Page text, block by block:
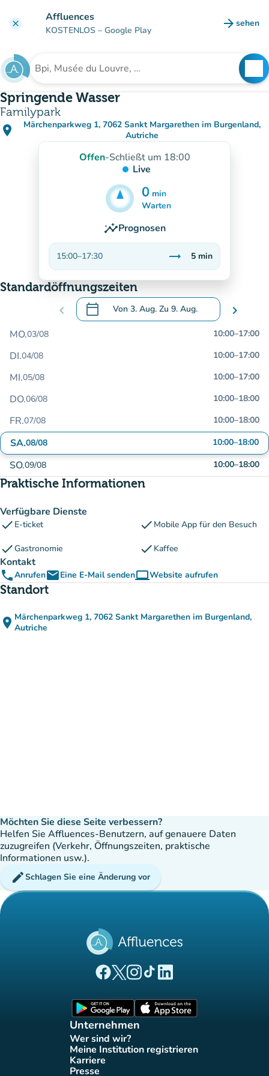
clear Affluences
KOSTENLOS – Google Play arrow_forward sehen
(new
Suche nach einer Einrichtung
Springende Wasser
Familypark
place
Märchenparkweg 1, 7062 Sankt Margarethen im Burgenland,
Autriche
(in Google Maps öffnen)
(new tab)
Offen-Schließt um 18:00
Live
0 min
5min
Warten
insightsPrognosen
15:00–17:30 trending_flat
Stabil
5 min
Standardöffnungszeiten
chevron_left calendar_today Von 3. Aug. Zu 9. Aug.
.Öffnen Sie den Kalender, um Daten zu
chevron_right
MO.03/08 10:00–17:00
DI.04/08 10:00–17:00
MI.05/08 10:00–17:00
DO.06/08 10:00–18:00
FR.07/08 10:00–18:00
SA.08/08 10:00–18:00
SO.09/08 10:00–18:00
Praktische Informationen
Verfügbare Dienste
check E-ticket check Mobile App für den Besuch
checkGastronomie check Kaffee
Kontakt
phoneAnrufenemailEine E-Mail sendencomputerWebsite aufrufen
(new tab)
Standort
place Märchenparkweg 1, 7062 Sankt Margarethen im Burgenland,
Autriche
Möchten Sie diese Seite verbessern?
Helfen Sie Affluences-Benutzern, auf genauere Daten
zuzugreifen (Verkehr, Öffnungszeiten, praktische
Informationen usw.).
editSchlagen Sie eine Änderung vor
(new tab)
(new tab)
(new tab)(new tab)
(new tab)
Unternehmen
Wer sind wir?
(new tab)
Meine Institution registrieren
(new tab)
Karriere(new tab)
Presse